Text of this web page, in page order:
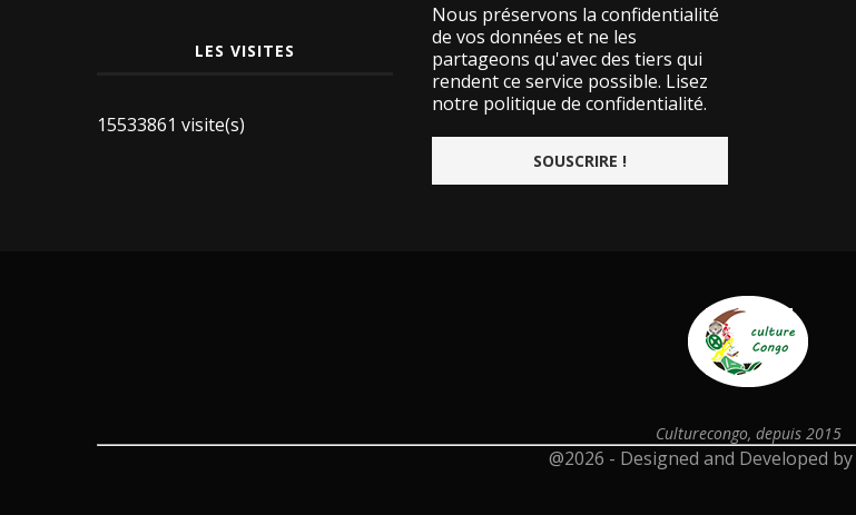
LES VISITES
15533861 visite(s)
Nous préservons la confidentialité
de vos données et ne les
partageons qu'avec des tiers qui
rendent ce service possible. Lisez
notre politique de confidentialité.
Culturecongo, depuis 2015
@2026 - Designed and Developed by